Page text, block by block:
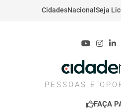
CidadesNacional Seja
PESSOAS E
FAÇA